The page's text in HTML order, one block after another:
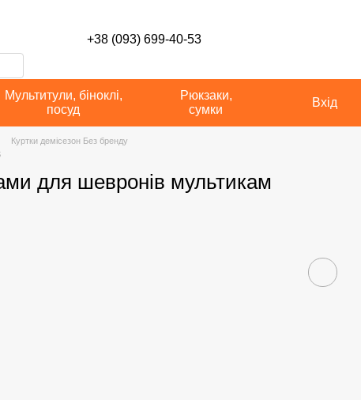
+38 (093) 699-40-53
Мультитули, біноклі,
посуд
Рюкзаки,
сумки
Вхід
Куртки демісезон Без бренду
для шевронів мультикам